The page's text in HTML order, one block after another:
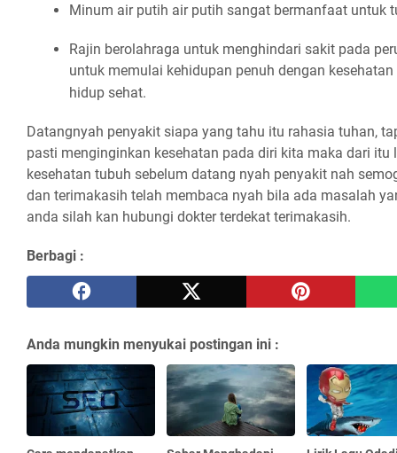
Minum air putih air putih sangat bermanfaat untuk
Rajin berolahraga untuk menghindari sakit pada
untuk memulai kehidupan penuh dengan
hidup sehat.
Datangnyah penyakit siapa yang tahu itu rahasia tuhan,
pasti menginginkan kesehatan pada diri kita maka dari itu
kesehatan tubuh sebelum datang nyah penyakit nah
dan terimakasih telah membaca nyah bila ada masalah
anda silah kan hubungi dokter terdekat terimakasih.
Berbagi :
Anda mungkin menyukai postingan ini :